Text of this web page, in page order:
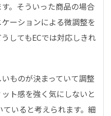
。そういった商品の場合
ーションによる微調整を
してもECでは対応しきれ
ものが決まっていて調整
ト感を強く気にしないと
ていると考えられます。細